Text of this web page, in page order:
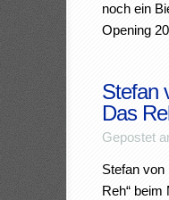
noch ein
Opening
Stefan
Das
Gepostet
Stefan von
Reh“ beim